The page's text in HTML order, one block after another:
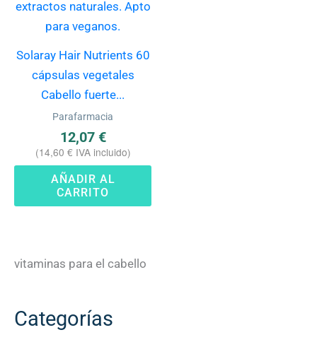
Categorías
Solaray Hair Nutrients 60
cápsulas vegetales
Cabello fuerte...
Parafarmacia
12,07 €
(14,60 € IVA incluido)
AÑADIR AL
CARRITO
vitaminas para el cabello